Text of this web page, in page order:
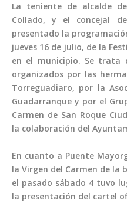
La teniente de alcalde
Collado, y el concejal
presentado la
jueves 16 de julio, de la
en el municipio. Se trata
organizados por las
Torreguadiaro, por la
Guadarranque y por el
Carmen de San Roque
la colaboración del
En cuanto a Puente
la Virgen del Carmen de la
el pasado sábado 4 tuvo
la presentación del cartel